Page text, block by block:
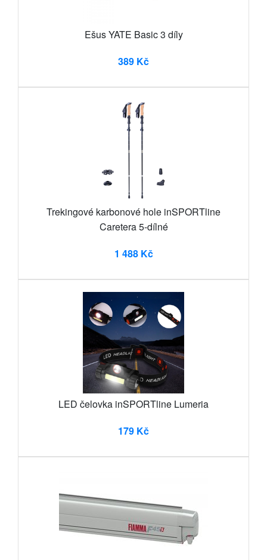
Ešus YATE Basic 3 díly
389 Kč
Trekingové karbonové hole inSPORTline
Caretera 5-dílné
1 488 Kč
LED čelovka inSPORTline Lumeria
179 Kč